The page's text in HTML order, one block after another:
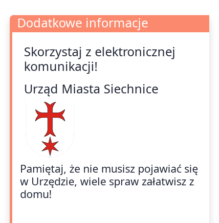
Dodatkowe informacje
Dodatkowe informacje
Skorzystaj z elektronicznej
komunikacji!
Urząd Miasta Siechnice
Pamiętaj, że nie musisz pojawiać się
w Urzędzie, wiele spraw załatwisz z
domu!